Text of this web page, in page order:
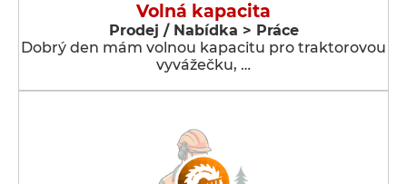
Volná kapacita
Prodej / Nabídka > Práce
Dobrý den mám volnou kapacitu pro traktorovou
vyvážečku, …